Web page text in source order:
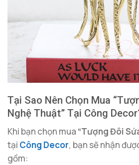
Tại Sao Nên Chọn Mua
Nghệ Thuật” Tại Công
Khi bạn chọn mua “Tượng Đôi
tại Công Decor, bạn sẽ nhận
gồm: